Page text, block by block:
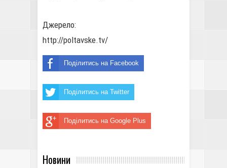
Джерело:
http://poltavske.tv/
Поділитись на Facebook
Поділитись на Twitter
Поділитись на Google Plus
Новини